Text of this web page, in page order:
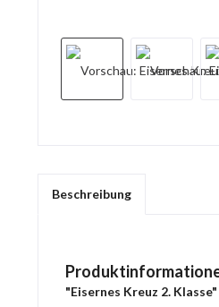
Beschreibung
"Eisernes Kreuz 2. Klasse"